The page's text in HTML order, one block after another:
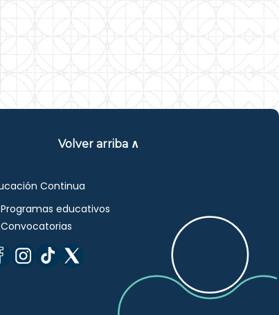
Volver arriba ∧
Continua
Programas educativos
Convocatorias